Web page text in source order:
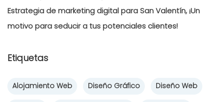
Estrategia de marketing digital para San Valentín, ¡Un
motivo para seducir a tus potenciales clientes!
Etiquetas
Alojamiento Web Diseño Gráfico Diseño Web